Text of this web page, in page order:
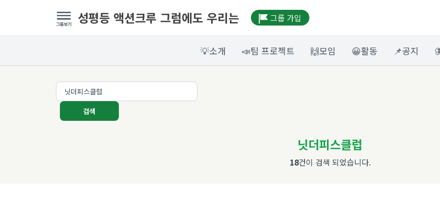
성평등 액션크루 그럼에도 우리는 그룹 가입
💡소개 📣팀 프로젝트 🙌모임 😀활동 📌공지
검색
닛더피스클럽
18건이 검색 되었습니다.